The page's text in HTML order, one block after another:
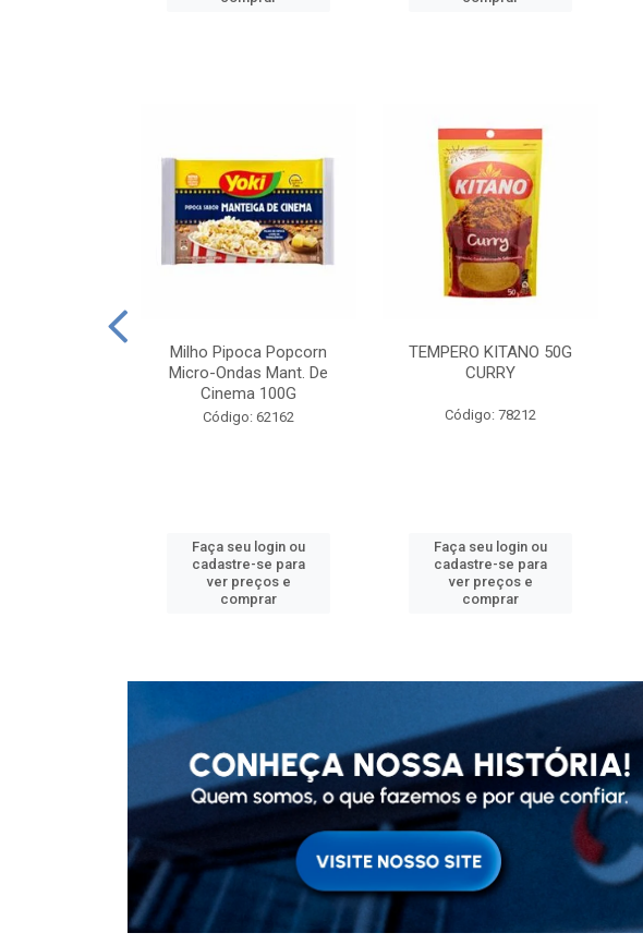
Milho Pipoca Popcorn
Micro-Ondas Mant. De
Cinema 100G
Código: 62162
Faça seu login ou
cadastre-se para
ver preços e
comprar
TEMPERO KITANO 50G
CURRY
Código: 78212
Faça seu login ou
cadastre-se para
ver preços e
comprar